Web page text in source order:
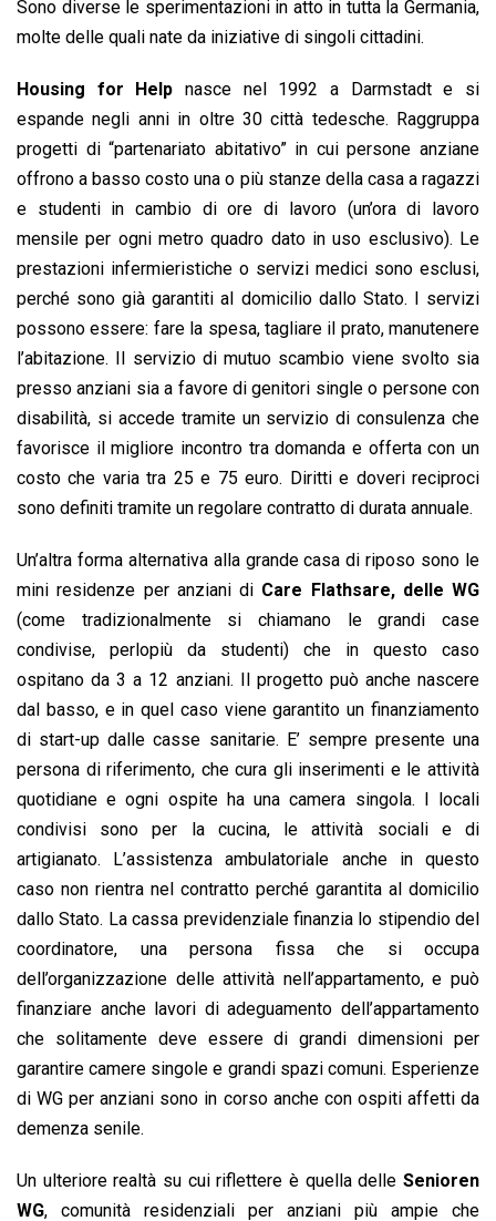
Sono diverse le sperimentazioni in atto in tutta la Germania,
molte delle quali nate da iniziative di singoli cittadini.
Housing for Help nasce nel 1992 a Darmstadt e si
espande negli anni in oltre 30 città tedesche. Raggruppa
progetti di “partenariato abitativo” in cui persone anziane
offrono a basso costo una o più stanze della casa a ragazzi
e studenti in cambio di ore di lavoro (un’ora di lavoro
mensile per ogni metro quadro dato in uso esclusivo). Le
prestazioni infermieristiche o servizi medici sono esclusi,
perché sono già garantiti al domicilio dallo Stato. I servizi
possono essere: fare la spesa, tagliare il prato, manutenere
l’abitazione. Il servizio di mutuo scambio viene svolto sia
presso anziani sia a favore di genitori single o persone con
disabilità, si accede tramite un servizio di consulenza che
favorisce il migliore incontro tra domanda e offerta con un
costo che varia tra 25 e 75 euro. Diritti e doveri reciproci
sono definiti tramite un regolare contratto di durata annuale.
Un’altra forma alternativa alla grande casa di riposo sono le
mini residenze per anziani di Care Flathsare, delle WG
(come tradizionalmente si chiamano le grandi case
condivise, perlopiù da studenti) che in questo caso
ospitano da 3 a 12 anziani. Il progetto può anche nascere
dal basso, e in quel caso viene garantito un finanziamento
di start-up dalle casse sanitarie. E’ sempre presente una
persona di riferimento, che cura gli inserimenti e le attività
quotidiane e ogni ospite ha una camera singola. I locali
condivisi sono per la cucina, le attività sociali e di
artigianato. L’assistenza ambulatoriale anche in questo
caso non rientra nel contratto perché garantita al domicilio
dallo Stato. La cassa previdenziale finanzia lo stipendio del
coordinatore, una persona fissa che si occupa
dell’organizzazione delle attività nell’appartamento, e può
finanziare anche lavori di adeguamento dell’appartamento
che solitamente deve essere di grandi dimensioni per
garantire camere singole e grandi spazi comuni. Esperienze
di WG per anziani sono in corso anche con ospiti affetti da
demenza senile.
Un ulteriore realtà su cui riflettere è quella delle Senioren
WG, comunità residenziali per anziani più ampie che